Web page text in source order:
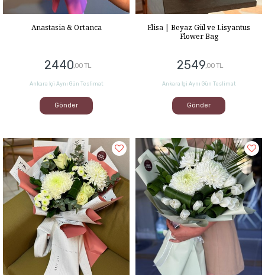
Anastasia & Ortanca
2440,00 TL
Ankara İçi Aynı Gün Teslimat
Gönder
Elisa | Beyaz Gül ve Lisyantus
Flower Bag
2549,00 TL
Ankara İçi Aynı Gün Teslimat
Gönder